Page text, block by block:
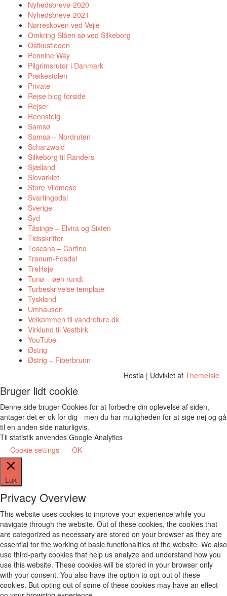
Nyhedsbreve-2020
Nyhedsbreve-2021
Nørreskoven ved Vejle
Omkring Slåen sø ved Silkeborg
Ostkustleden
Pennine Way
Pilgrimsruter i Danmark
Preikestolen
Private
Rejse blog forside
Rejser
Rennsteig
Samsø
Samsø – Nordruten
Scharzwald
Silkeborg til Randers
Sjælland
Slovarkiet
Store Vildmose
Svartingedal
Sverige
Syd
Tåsinge – Elvira og Sixten
Tidsskrifter
Toscana – Corfino
Tranum-Fosdal
TreHøje
Tunø – øen rundt
Turbeskrivelse template
Tyskland
Umhausen
Velkommen til vandreture.dk
Virklund til Vestbirk
YouTube
Østrig
Østrig – Fiberbrunn
Hestia | Udviklet af ThemeIsle
Bruger lidt cookie
Denne side bruger Cookies for at forbedre din oplevelse af siden,
antager det er ok for dig - men du har muligheden for at sige nej og gå
til en anden side naturligvis.
Til statistik anvendes Google Analytics
Cookie settings
OK
Luk
Privacy Overview
This website uses cookies to improve your experience while you
navigate through the website. Out of these cookies, the cookies that
are categorized as necessary are stored on your browser as they are
essential for the working of basic functionalities of the website. We also
use third-party cookies that help us analyze and understand how you
use this website. These cookies will be stored in your browser only
with your consent. You also have the option to opt-out of these
cookies. But opting out of some of these cookies may have an effect